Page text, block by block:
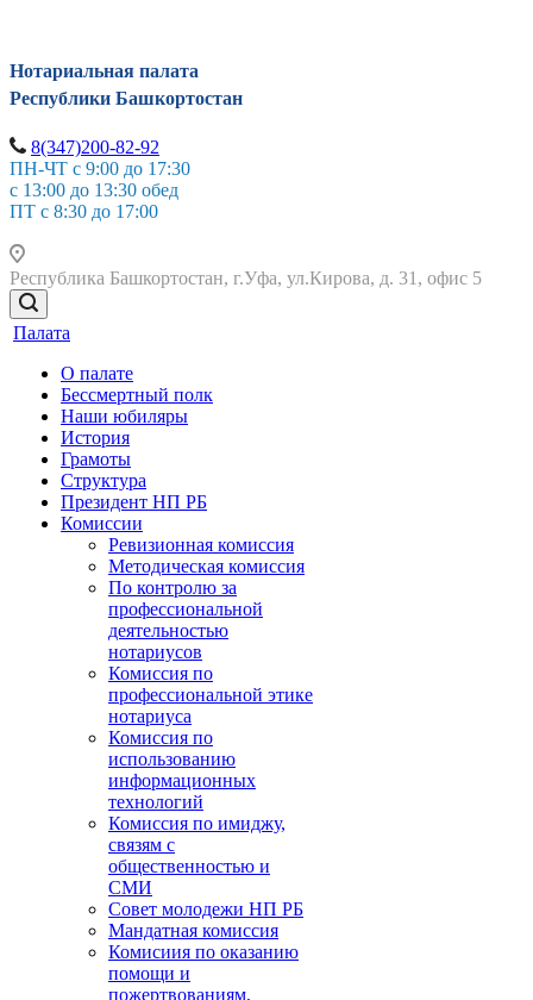
Нотариальная палата
Республики Башкортостан
8(347)200-82-92
ПН-ЧТ с 9:00 до 17:30
с 13:00 до 13:30 обед
ПТ с 8:30 до 17:00
Республика Башкортостан, г.Уфа, ул.Кирова, д. 31, офис 5
Палата
О палате
Бессмертный полк
Наши юбиляры
История
Грамоты
Структура
Президент НП РБ
Комиссии
Ревизионная комиссия
Методическая комиссия
По контролю за
профессиональной
деятельностью
нотариусов
Комиссия по
профессиональной этике
нотариуса
Комиссия по
использованию
информационных
технологий
Комиссия по имиджу,
связям с
общественностью и
СМИ
Совет молодежи НП РБ
Мандатная комиссия
Комисиия по оказанию
помощи и
пожертвованиям,